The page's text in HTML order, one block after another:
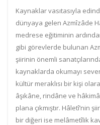
Kaynaklar vasıtasıyla
dünyaya gelen Azmîzâde
medrese eğitiminin
gibi görevlerde bulunan
şiirinin önemli
kaynaklarda okumayı
kültür meraklısı bir kişi
âşıkâne, rindâne ve
plana çıkmıştır.
bir diğeri ise melâmetîlik